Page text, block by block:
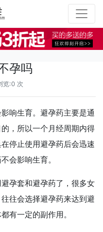
孕吗
览:0 次
响生育。避孕药主要是通
，所以一个月经周期内得
停止使用避孕药后会迅速
会影响生育。
孕套和避孕药了，很多女
往会选择避孕药来达到避
有一定的副作用。